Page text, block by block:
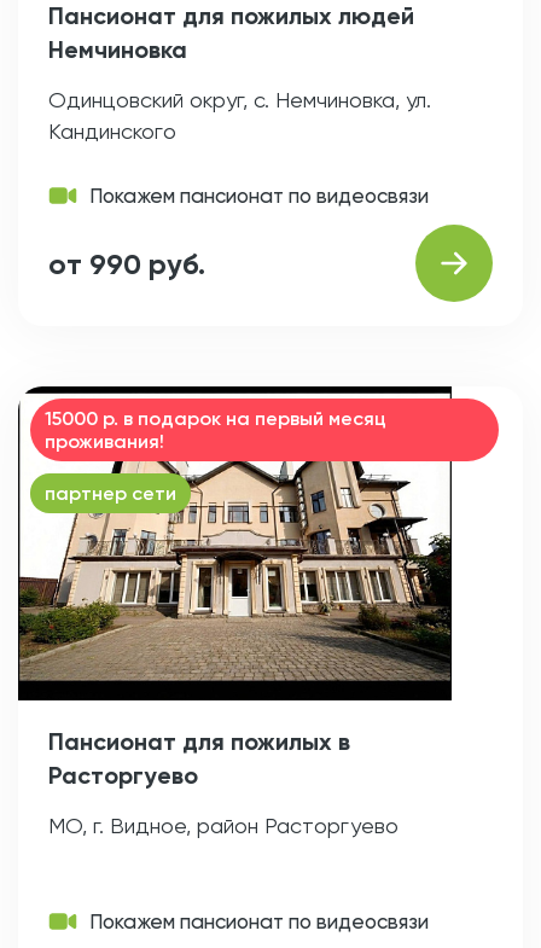
Пансионат для пожилых людей
Немчиновка
Одинцовский округ, с. Немчиновка, ул.
Кандинского
Покажем пансионат по видеосвязи
от 990 руб.
15000 р. в подарок на первый месяц
проживания!
партнер сети
Пансионат для пожилых в
Расторгуево
МО, г. Видное, район Расторгуево
Покажем пансионат по видеосвязи